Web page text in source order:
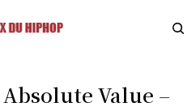
Value –